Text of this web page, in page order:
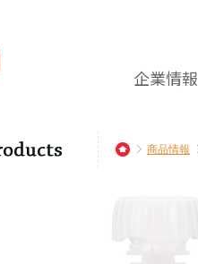
企業情報
商品情報